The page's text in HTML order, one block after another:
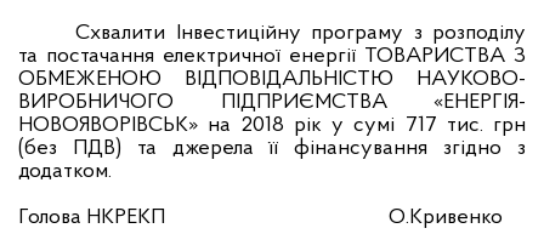
Схвалити Інвестиційну програму з розподілу
та постачання електричної енергії ТОВАРИСТВА З
ОБМЕЖЕНОЮ ВІДПОВІДАЛЬНІСТЮ НАУКОВО-
ВИРОБНИЧОГО ПІДПРИЄМСТВА «ЕНЕРГІЯ-
НОВОЯВОРІВСЬК» на 2018 рік у сумі 717 тис. грн
(без ПДВ) та джерела її фінансування згідно з
додатком.
Голова НКРЕКП
О.Кривенко